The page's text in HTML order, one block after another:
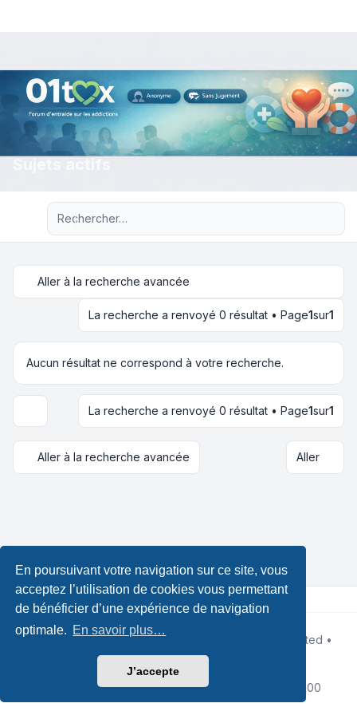
En poursuivant votre navigation sur ce site, vous
acceptez l’utilisation de cookies vous permettant
de bénéficier d’une expérience de navigation
optimale. En savoir plus…
J’accepte
Recherche avancée
Aller à la recherche avancée
La recherche a renvoyé 0 résultat • Page1sur1
Aucun résultat ne correspond à votre recherche.
Options d’affichage et de tri
La recherche a renvoyé 0 résultat • Page1sur1
Aller à la recherche avancée Aller
Développé parphpBB® Forum Software © phpBB Limited •
Leenoz
Traduction française officielle©
|Conditions|Fuseau horaire sur UTC+02:00